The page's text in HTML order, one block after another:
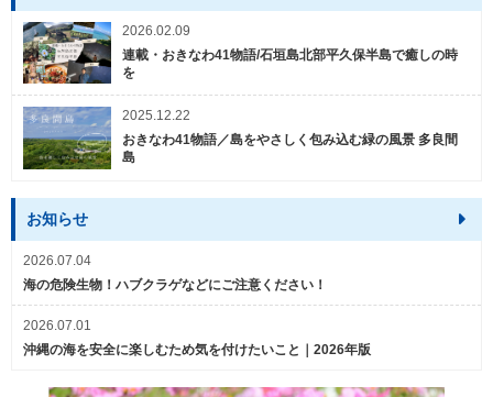
2026.02.09
連載・おきなわ41物語/石垣島北部平久保半島で癒しの時
を
2025.12.22
おきなわ41物語／島をやさしく包み込む緑の風景 多良間
島
お知らせ
2026.07.04
海の危険生物！ハブクラゲなどにご注意ください！
2026.07.01
沖縄の海を安全に楽しむため気を付けたいこと｜2026年版